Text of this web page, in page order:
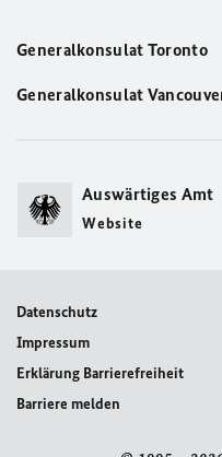
Generalkonsulat Toronto
Generalkonsulat
Auswärtiges Amt
Website
Datenschutz
Impressum
Erklärung Barrierefreiheit
Barriere melden